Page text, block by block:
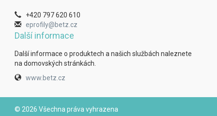
+420 797 620 610
eprofily@betz.cz
Další informace
Další informace o produktech a našich službách naleznete
na domovských stránkách.
www.betz.cz
© 2026 Všechna práva vyhrazena